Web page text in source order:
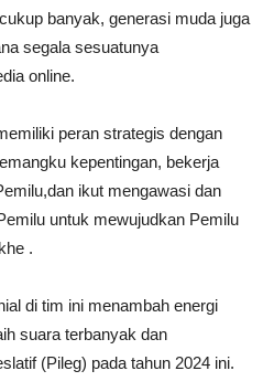
banyak, generasi muda juga
segala sesuatunya
online.
peran strategis dengan
kepentingan, bekerja
ikut mengawasi dan
untuk mewujudkan Pemilu
.
di tim ini menambah energi
suara terbanyak dan
(Pileg) pada tahun 2024 ini.